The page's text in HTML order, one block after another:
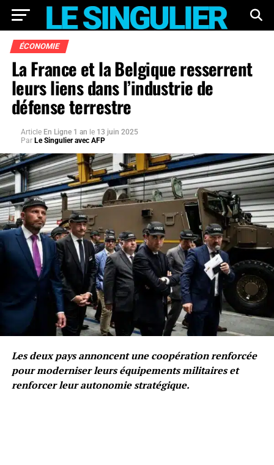
ÉCONOMIE
La France et la Belgique resserrent
leurs liens dans l’industrie de
défense terrestre
Article En Ligne 1 an le 13 juin 2025
Par Le Singulier avec AFP
Les deux pays annoncent une coopération renforcée
pour moderniser leurs équipements militaires et
renforcer leur autonomie stratégique.